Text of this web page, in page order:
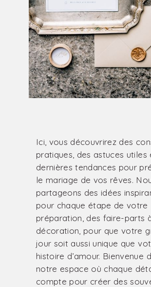
Ici, vous découvrirez des
pratiques, des astuces utiles
dernières tendances pour
le mariage de vos rêves.
partageons des idées
pour chaque étape de votre
préparation, des faire-parts
décoration, pour que votre
jour soit aussi unique que
histoire d’amour. Bienvenue
notre espace où chaque
compte pour créer des